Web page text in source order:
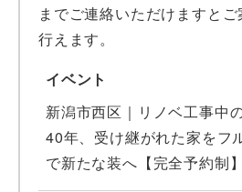
までご連絡いただけますと
行えます。
イベント
新潟市西区｜リノベ工事中
40年、受け継がれた家をフ
で新たな装へ【完全予約制】